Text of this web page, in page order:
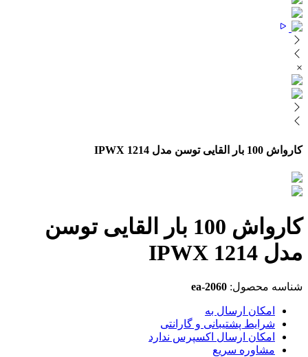
×
کارواش 100 بار القایی توسن مدل IPWX 1214
کارواش 100 بار القایی توسن
مدل IPWX 1214
شناسه محصول: ea-2060
امکان ارسال به
شرایط پشتیبانی و گارانتی
امکان ارسال اکسپرس ندارد
مشاوره سریع